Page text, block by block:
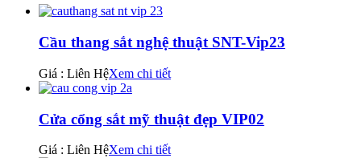
Cầu thang sắt nghệ thuật SNT-Vip23
Giá : Liên HệXem chi tiết
Cửa cổng sắt mỹ thuật đẹp VIP02
Giá : Liên HệXem chi tiết